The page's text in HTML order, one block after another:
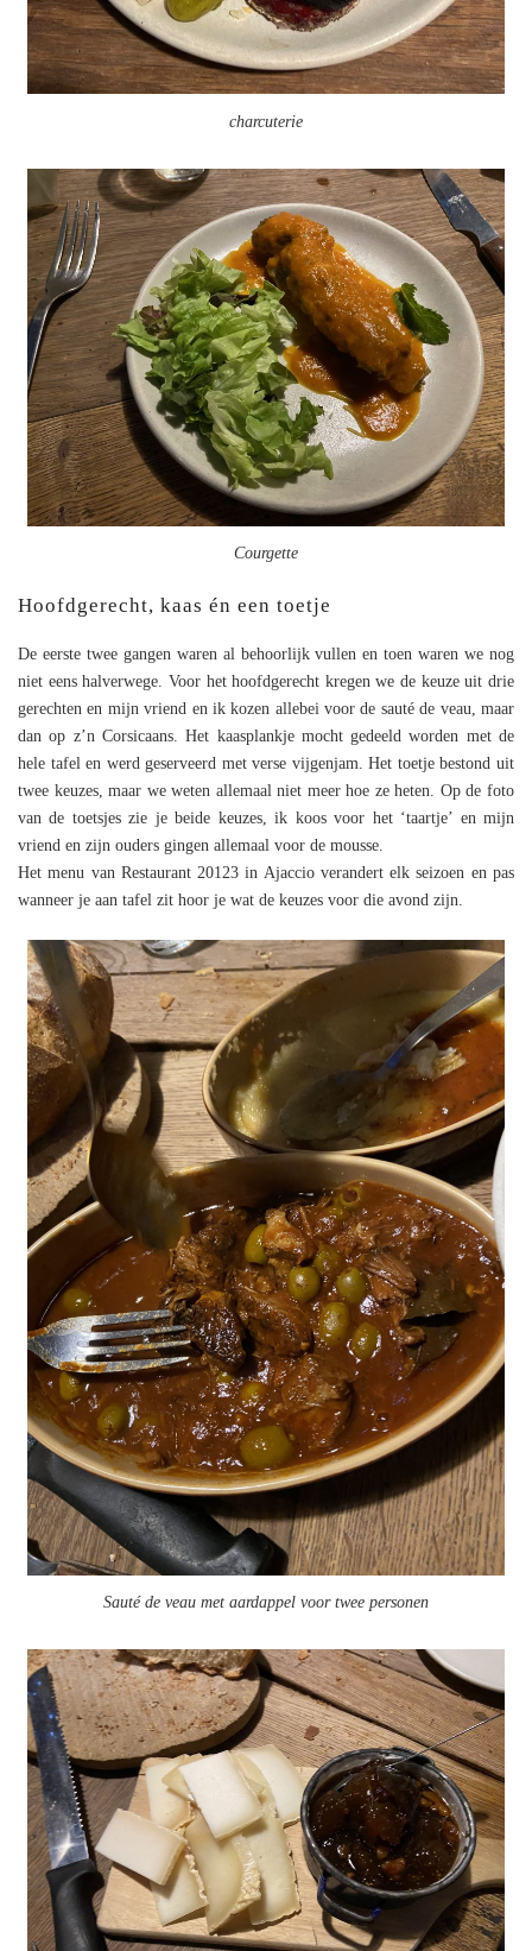
charcuterie
Courgette
Hoofdgerecht, kaas én een toetje
De eerste twee gangen waren al behoorlijk vullen en toen waren we nog
niet eens halverwege. Voor het hoofdgerecht kregen we de keuze uit drie
gerechten en mijn vriend en ik kozen allebei voor de sauté de veau, maar
dan op z’n Corsicaans. Het kaasplankje mocht gedeeld worden met de
hele tafel en werd geserveerd met verse vijgenjam. Het toetje bestond uit
twee keuzes, maar we weten allemaal niet meer hoe ze heten. Op de foto
van de toetsjes zie je beide keuzes, ik koos voor het ‘taartje’ en mijn
vriend en zijn ouders gingen allemaal voor de mousse.
Het menu van Restaurant 20123 in Ajaccio verandert elk seizoen en pas
wanneer je aan tafel zit hoor je wat de keuzes voor die avond zijn.
Sauté de veau met aardappel voor twee personen